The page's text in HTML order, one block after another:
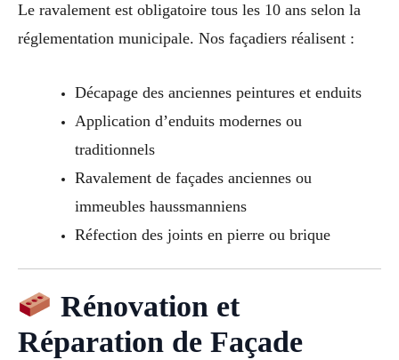
Le ravalement est obligatoire tous les 10 ans selon la
réglementation municipale. Nos façadiers réalisent :
Décapage des anciennes peintures et enduits
Application d’enduits modernes ou
traditionnels
Ravalement de façades anciennes ou
immeubles haussmanniens
Réfection des joints en pierre ou brique
Rénovation et
Réparation de Façade